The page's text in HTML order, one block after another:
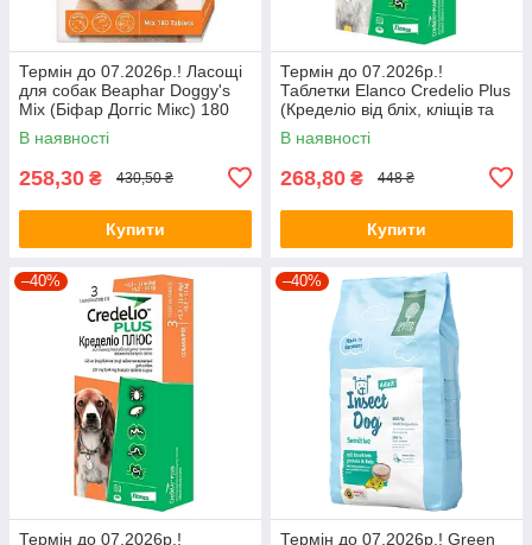
Термін до 07.2026р.! Ласощі
для собак Beaphar Doggy's
Mix (Біфар Доггіс Мікс) 180
таб.
В наявності
258,30 ₴ 430,50 ₴
Купити
Термін до 07.2026р.!
Таблетки Elanco Credelio Plus
(Кределіо від бліх, кліщів та
глистів для собак вагою 1,4-
2,8кг) 1таб.
В наявності
268,80 ₴ 448 ₴
Купити
–40%
Термін до 07.2026р.!
–40%
Термін до 07.2026р.! Green